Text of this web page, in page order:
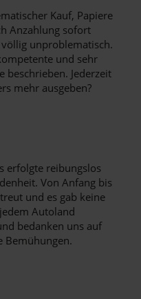
Kauf, Papiere
Anzahlung sofort
unproblematisch.
und sehr
beschrieben. Jederzeit
mehr ausgeben?
erfolgte reibungslos
Von Anfang bis
und es gab keine
Autoland
bedanken uns auf
Bemühungen.